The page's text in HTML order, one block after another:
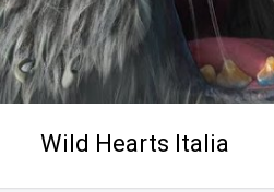
Wild Hearts Italia